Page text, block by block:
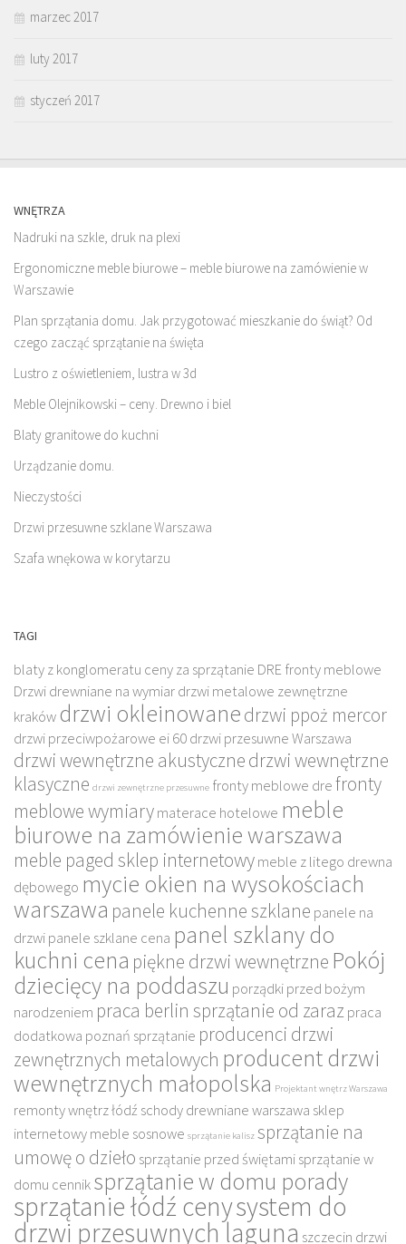
marzec 2017
luty 2017
styczeń 2017
WNĘTRZA
Nadruki na szkle, druk na plexi
Ergonomiczne meble biurowe – meble biurowe na zamówienie w
Warszawie
Plan sprzątania domu. Jak przygotować mieszkanie do świąt? Od
czego zacząć sprzątanie na święta
Lustro z oświetleniem, lustra w 3d
Meble Olejnikowski – ceny. Drewno i biel
Blaty granitowe do kuchni
Urządzanie domu.
Nieczystości
Drzwi przesuwne szklane Warszawa
Szafa wnękowa w korytarzu
TAGI
blaty z konglomeratu ceny za sprzątanie DRE fronty meblowe
Drzwi drewniane na wymiardrzwi metalowe zewnętrzne
kraków drzwi okleinowanedrzwi ppoż mercor
drzwi przeciwpożarowe ei 60drzwi przesuwne Warszawa
drzwi wewnętrzne akustycznedrzwi wewnętrzne
klasyczne drzwi zewnętrzne przesuwne fronty meblowe drefronty
meblowe wymiarymaterace hotelowe meble
biurowe na zamówienie warszawa
meble paged sklep internetowymeble z litego drewna
dębowego mycie okien na wysokościach
warszawa panele kuchenne szklane panele na
drzwipanele szklane cena panel szklany do
kuchni cena piękne drzwi wewnętrzne Pokój
dziecięcy na poddaszu porządki przed bożym
narodzeniem praca berlin sprzątanie od zarazpraca
dodatkowa poznań sprzątanie producenci drzwi
zewnętrznych metalowych producent drzwi
wewnętrznych małopolska Projektant wnętrz Warszawa
remonty wnętrz łódź schody drewniane warszawa sklep
internetowy meble sosnowe sprzątanie kalisz sprzątanie na
umowę o dzieło sprzątanie przed świętamisprzątanie w
domu cenniksprzątanie w domu porady
sprzątanie łódź cenysystem do
drzwi przesuwnych laguna szczecin drzwi